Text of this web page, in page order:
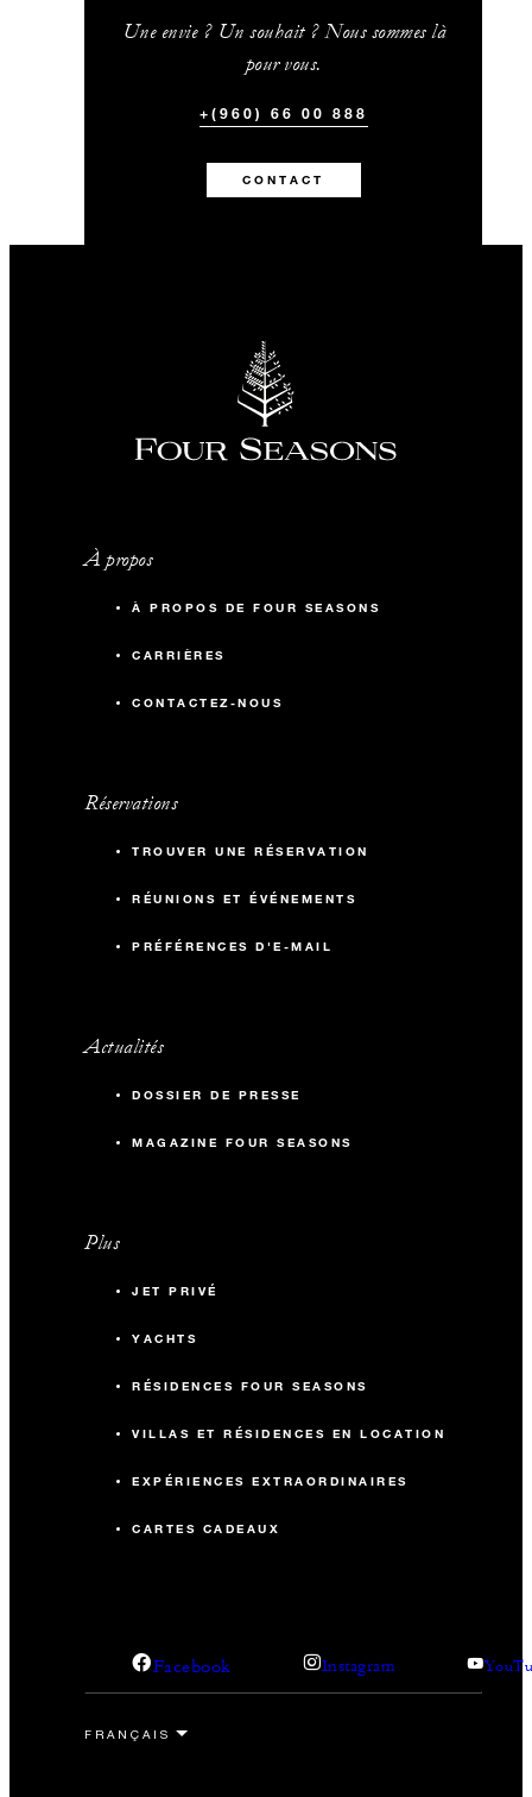
Une envie ? Un souhait ? Nous sommes là
pour vous.
+(960) 66 00 888
CONTACT
À propos
À PROPOS DE FOUR SEASONS
CARRIÈRES
CONTACTEZ-NOUS
Réservations
TROUVER UNE RÉSERVATION
RÉUNIONS ET ÉVÉNEMENTS
PRÉFÉRENCES D'E-MAIL
Actualités
DOSSIER DE PRESSE
MAGAZINE FOUR SEASONS
Plus
JET PRIVÉ
YACHTS
RÉSIDENCES FOUR SEASONS
VILLAS ET RÉSIDENCES EN LOCATION
EXPÉRIENCES EXTRAORDINAIRES
CARTES CADEAUX
Facebook Instagram